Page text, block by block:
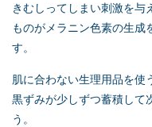
きむしってしまい刺激を与
ものがメラニン色素の生成
す。
肌に合わない生理用品を使
黒ずみが少しずつ蓄積して
う。